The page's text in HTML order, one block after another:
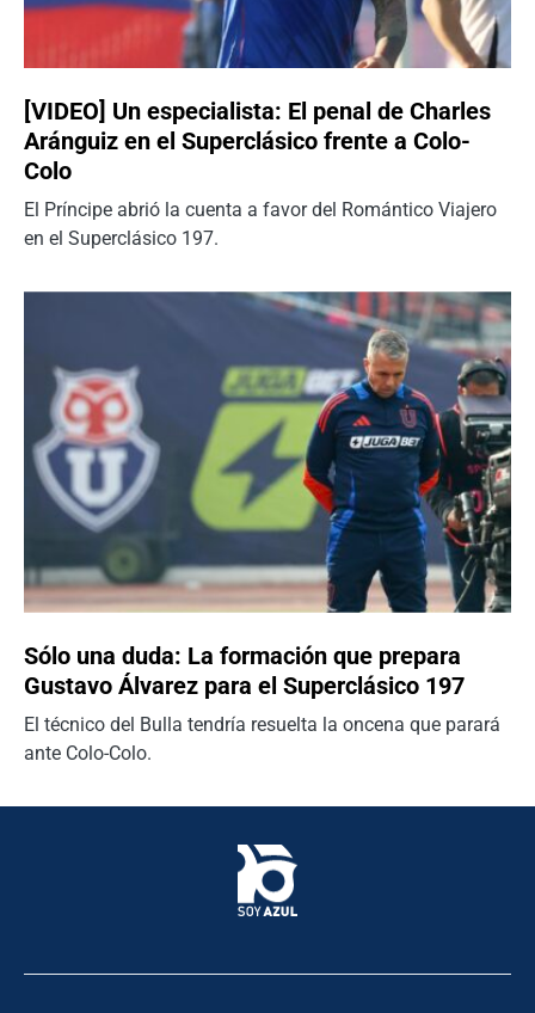
[VIDEO] Un especialista: El penal de Charles
Aránguiz en el Superclásico frente a Colo-
Colo
El Príncipe abrió la cuenta a favor del Romántico Viajero
en el Superclásico 197.
Sólo una duda: La formación que prepara
Gustavo Álvarez para el Superclásico 197
El técnico del Bulla tendría resuelta la oncena que parará
ante Colo-Colo.